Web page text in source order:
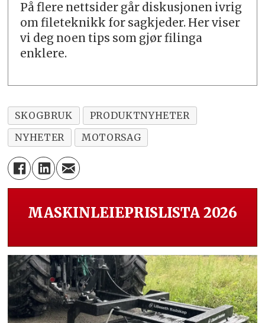
På flere nettsider går diskusjonen ivrig
om fileteknikk for sagkjeder. Her viser
vi deg noen tips som gjør filinga
enklere.
SKOGBRUK
PRODUKTNYHETER
NYHETER
MOTORSAG
MASKINLEIEPRISLISTA 2026